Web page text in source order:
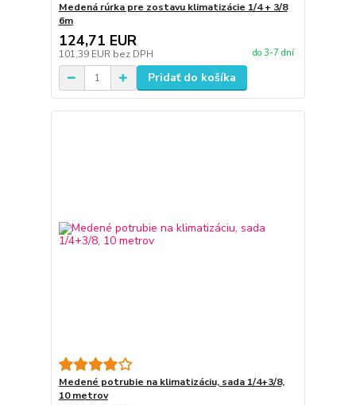
Medená rúrka pre zostavu klimatizácie 1/4 + 3/8
6m
124,71 EUR
101,39 EUR bez DPH do 3-7 dní
Pridať do košíka
Medené potrubie na klimatizáciu, sada 1/4+3/8,
10 metrov